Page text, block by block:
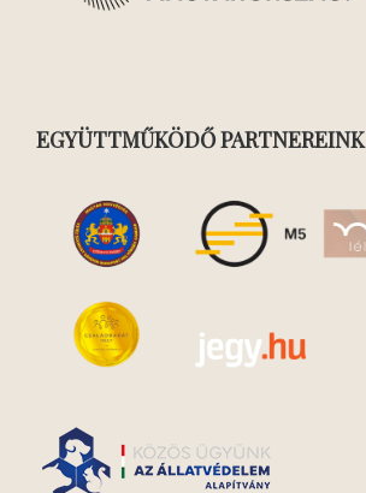
EGYÜTTMŰKÖDŐ PARTNEREINK